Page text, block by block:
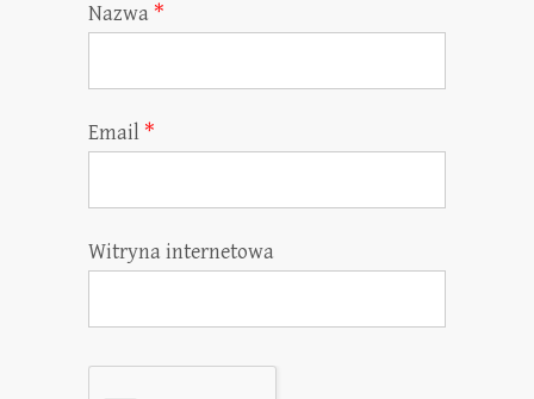
Nazwa *
Email *
Witryna internetowa